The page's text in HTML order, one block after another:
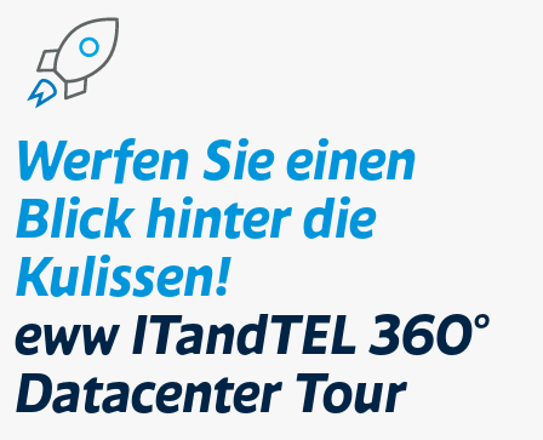
rakete
Werfen Sie einen
Blick hinter die
Kulissen!
eww ITandTEL 360°
Datacenter Tour